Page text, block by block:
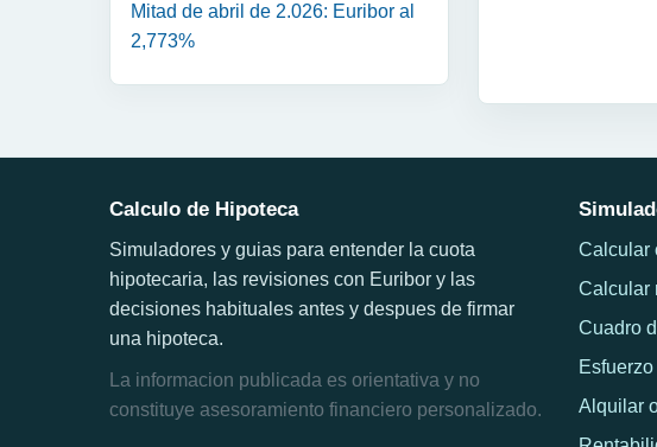
Mitad de abril de 2.026: Euribor al
2,773%
Calculo de Hipoteca
Simuladores y guias para entender la cuota
hipotecaria, las revisiones con Euribor y las
decisiones habituales antes y despues de firmar
una hipoteca.
La informacion publicada es orientativa y no
constituye asesoramiento financiero personalizado.
Calcular
Calcular
Cuadro
Alquilar